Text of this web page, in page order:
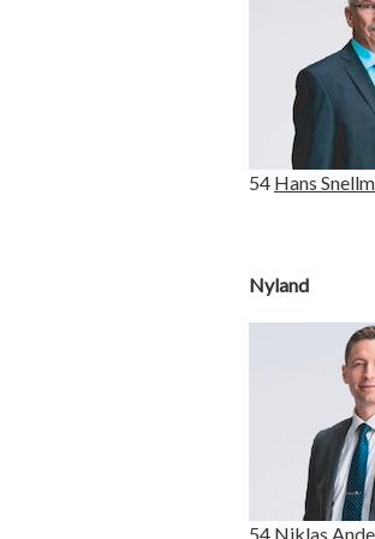
54 Hans
Nyland
54 Niklas